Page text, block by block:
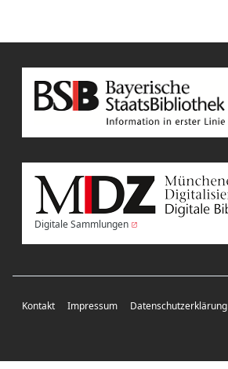
Digitale Sammlungen
Kontakt Impressum Datenschutzerklärung